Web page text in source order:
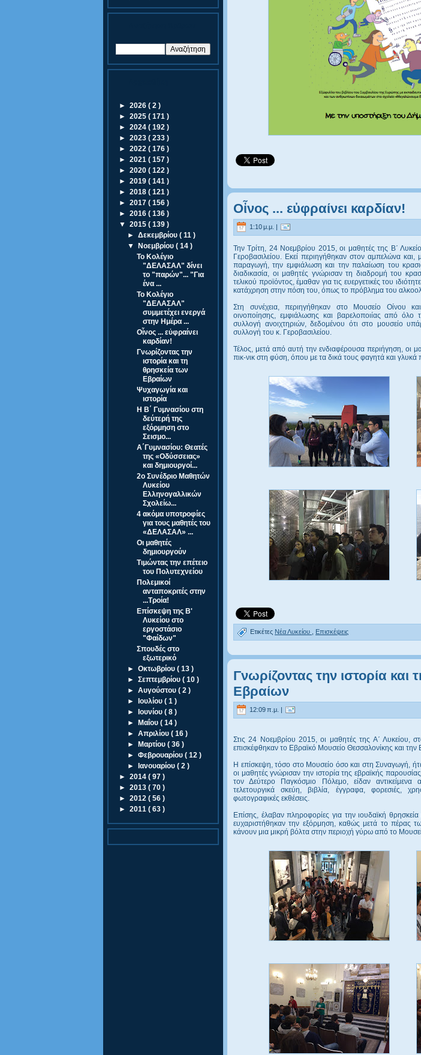
► 2026 ( 2 )
► 2025 ( 171 )
► 2024 ( 192 )
► 2023 ( 233 )
► 2022 ( 176 )
► 2021 ( 157 )
► 2020 ( 122 )
► 2019 ( 141 )
► 2018 ( 121 )
► 2017 ( 156 )
► 2016 ( 136 )
▼ 2015 ( 139 )
►Δεκεμβρίου( 11 )
▼
Νοεμβρίου( 14 )
Το Κολέγιο
"ΔΕΛΑΣΑΛ" δίνει
το "παρών"... "Για
ένα ...
Το Κολέγιο
"ΔΕΛΑΣΑΛ"
συμμετέχει ενεργά
στην Ημέρα ...
Οἶνος ... εὐφραίνει
καρδίαν!
Γνωρίζοντας την
ιστορία και τη
θρησκεία των
Εβραίων
Ψυχαγωγία και
ιστορία
Η Β΄ Γυμνασίου στη
δεύτερή της
εξόρμηση στο
Σεισμο...
Α΄Γυμνασίου: Θεατές
της «Οδύσσειας»
και δημιουργοί...
2ο Συνέδριο Μαθητών
Λυκείου
Ελληνογαλλικών
Σχολείω...
4 ακόμα υποτροφίες
για τους μαθητές του
«ΔΕΛΑΣΑΛ» ...
Οι μαθητές
δημιουργούν
Τιμώντας την επέτειο
του Πολυτεχνείου
Πολεμικοί
ανταποκριτές στην
...Τροία!
Επίσκεψη της Β'
Λυκείου στο
εργοστάσιο
"Φαίδων"
Σπουδές στο
εξωτερικό
►Οκτωβρίου( 13 )
►Σεπτεμβρίου( 10 )
►Αυγούστου( 2 )
►
Ιουλίου( 1 )
►
Ιουνίου( 8 )
►
Μαΐου( 14 )
►Απριλίου( 16 )
►
Μαρτίου( 36 )
►Φεβρουαρίου( 12 )
►
Ιανουαρίου( 2 )
► 2014 ( 97 )
► 2013 ( 70 )
► 2012 ( 56 )
► 2011 ( 63 )
Οἶνος ... εὐφραίνει καρδίαν!
1:10 μ.μ. |
Την Τρίτη, 24 Νοεμβρίου 2015, οι μαθητές της Β΄
Γεροβασιλείου. Εκεί περιηγήθηκαν στον αμπελώνα και,
παραγωγή, την εμφιάλωση και την παλαίωση του
διαδικασία, οι μαθητές γνώρισαν τη διαδρομή του
τελικού προϊόντος, έμαθαν για τις ευεργετικές του
κατάχρηση στην πόση του, όπως το πρόβλημα του
Στη συνέχεια, περιηγήθηκαν στο Μουσείο Οίνου
οινοποίησης, εμφιάλωσης και βαρελοποιίας από όλο
συλλογή ανοιχτηριών, δεδομένου ότι στο μουσείο
συλλογή του κ. Γεροβασιλείου.
Τέλος, μετά από αυτή την ενδιαφέρουσα περιήγηση, οι
πικ-νικ στη φύση, όπου με τα δικά τους φαγητά και γλυκά
Ετικέτες Νέα Λυκείου Eπισκέψεις
Γνωρίζοντας την ιστορία και
Εβραίων
12:09 π.μ. |
Στις 24 Νοεμβρίου 2015, οι μαθητές της Α΄ Λυκείου,
επισκέφθηκαν το Εβραϊκό Μουσείο Θεσσαλονίκης και την
Η επίσκεψη, τόσο στο Μουσείο όσο και στη Συναγωγή,
οι μαθητές γνώρισαν την ιστορία της εβραϊκής
τον Δεύτερο Παγκόσμιο Πόλεμο, είδαν αντικείμενα
τελετουργικά σκεύη, βιβλία, έγγραφα, φορεσιές,
φωτογραφικές εκθέσεις.
Επίσης, έλαβαν πληροφορίες για την ιουδαϊκή
ευχαριστήθηκαν την εξόρμηση, καθώς μετά το πέρας
κάνουν μια μικρή βόλτα στην περιοχή γύρω από το